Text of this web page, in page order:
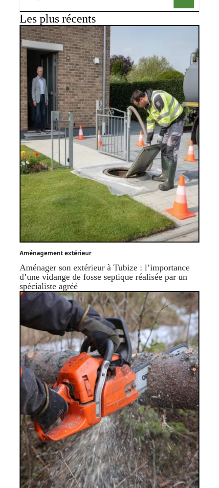
Les plus récents
Aménagement extérieur
Aménager son extérieur à Tubize : l’importance
d’une vidange de fosse septique réalisée par un
spécialiste agréé